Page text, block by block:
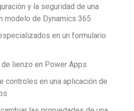
y la seguridad de una
modelo de Dynamics 365
en un formulario
de lienzo en Power Apps
controles en una aplicación de